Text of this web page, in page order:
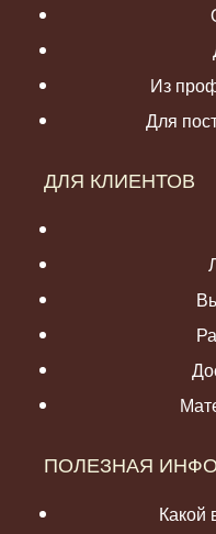
Из
Для
ДЛЯ КЛИЕНТОВ
ПОЛЕЗНАЯ
Какой